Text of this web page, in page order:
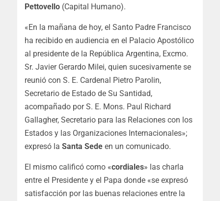
Pettovello (Capital Humano).
«En la mañana de hoy, el Santo Padre Francisco
ha recibido en audiencia en el Palacio Apostólico
al presidente de la República Argentina, Excmo.
Sr. Javier Gerardo Milei, quien sucesivamente se
reunió con S. E. Cardenal Pietro Parolin,
Secretario de Estado de Su Santidad,
acompañado por S. E. Mons. Paul Richard
Gallagher, Secretario para las Relaciones con los
Estados y las Organizaciones Internacionales»;
expresó la Santa Sede en un comunicado.
El mismo calificó como «cordiales» las charla
entre el Presidente y el Papa donde «se expresó
satisfacción por las buenas relaciones entre la